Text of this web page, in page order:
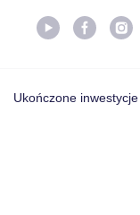
Ukończone inwestycje